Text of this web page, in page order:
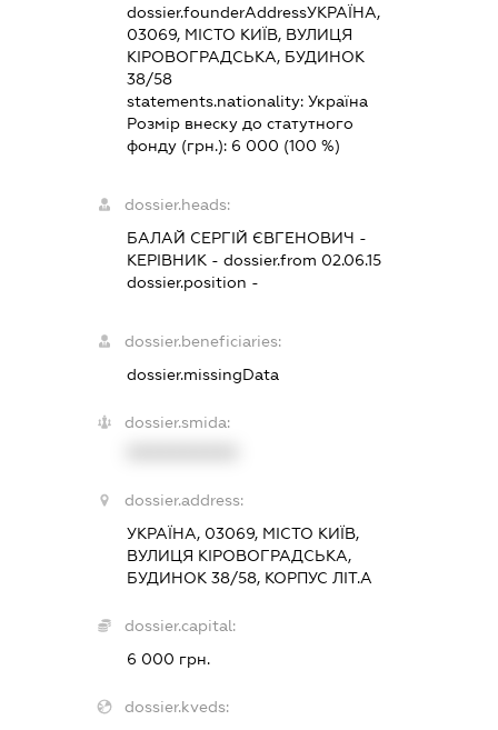
dossier.founderAddressУКРАЇНА,
03069, МІСТО КИЇВ, ВУЛИЦЯ
КІРОВОГРАДСЬКА, БУДИНОК
38/58
statements.nationality:Україна
Розмір внеску до статутного
фонду (грн.): 6 000 (100 %)
dossier.heads:
БАЛАЙ СЕРГІЙ ЄВГЕНОВИЧ -
КЕРІВНИК - dossier.from 02.06.15
dossier.position -
dossier.beneficiaries:
dossier.missingData
dossier.smida:
dossier.address:
УКРАЇНА, 03069, МІСТО КИЇВ,
ВУЛИЦЯ КІРОВОГРАДСЬКА,
БУДИНОК 38/58, КОРПУС ЛІТ.А
dossier.capital:
6 000 грн.
dossier.kveds: